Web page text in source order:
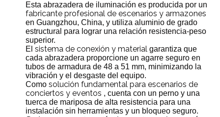
Esta abrazadera de iluminación es producida por un
fabricante profesional de escenarios y armazones
en Guangzhou, China, y utiliza aluminio de grado
estructural para lograr una relación resistencia-peso
superior.
El sistema de conexión y material garantiza que
cada abrazadera proporcione un agarre seguro en
tubos de armadura de 48 a 51 mm, minimizando la
vibración y el desgaste del equipo.
Como solución fundamental para escenarios de
conciertos y eventos , cuenta con un perno y una
tuerca de mariposa de alta resistencia para una
instalación sin herramientas y un bloqueo seguro.